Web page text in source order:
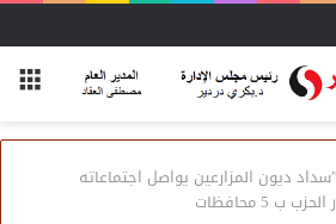
الفورية
ديون المزارعين يواصل اجتماعاته
5 محافظات